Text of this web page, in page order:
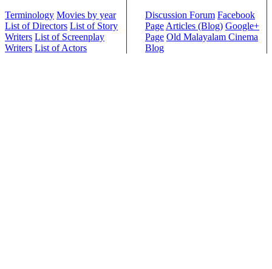
Terminology Movies by year
List of Directors List of Story
Writers List of Screenplay
Writers List of Actors
Discussion Forum Facebook
Page Articles (Blog) Google+
Page Old Malayalam Cinema
Blog